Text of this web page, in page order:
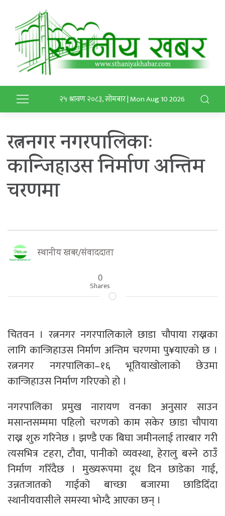
२५ श्रावण २०८३, सोमबार | Mon Aug 10 2026
रत्ननगर नगरपालिकाः
कान्जिहाउस निर्माण अन्तिम
चरणमा
स्थानीय खबर/संवाददाता
0
Shares
चितवन । रत्ननगर नगरपालिकाले छाडा चौपाया राख्नका
लागि कान्जिहाउस निर्माण अन्तिम चरणमा पु¥याएको छ ।
रत्ननगर नगरपालिका–१६ भूतियाखोलाको छेउमा
कान्जिहाउस निर्माण गरिएको हो ।
नगरपालिका प्रमुख नारायण वनका अनुसार साउन
मसान्तसम्ममा पहिलो चरणको काम सकेर छाडा चौपाया
राख्न शुरु गरिनेछ । झण्डै एक बिघा जमीनलाई तारबार गरी
त्यसभित्र टहरा, टौवा, पानीको व्यवस्था, हेरालु बस्ने ठाउँ
निर्माण गरिँदैछ । मुख्यरूपमा दूध दिन छाडेका गाई,
उन्नतजातको गाईको बाच्छा बजारमा छाडिदिँदा
स्थानीयवासीले समस्या भोग्दै आएका छन् ।